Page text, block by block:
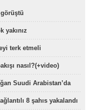
yakınız
terk etmeli
nasıl?(+video)
Suudi Arabistan’da
8 şahıs yakalandı